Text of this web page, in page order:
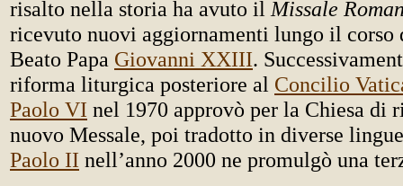
risalto nella storia ha avuto il Missale
ricevuto nuovi aggiornamenti lungo il
Beato Papa Giovanni XXIII.
riforma liturgica posteriore al Concilio
Paolo VI nel 1970 approvò per la Chiesa di
nuovo Messale, poi tradotto in diverse
Paolo II nell’anno 2000 ne promulgò una